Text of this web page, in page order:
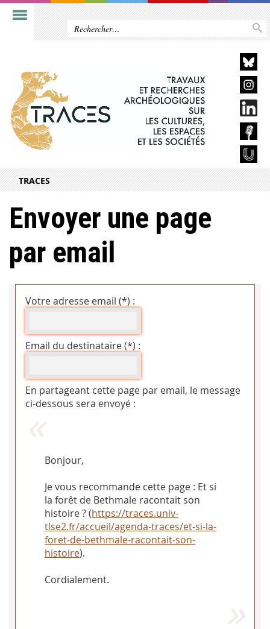
TRACES
Envoyer une page
par email
Votre adresse email (*) :
Email du destinataire (*) :
En partageant cette page par email, le message
ci-dessous sera envoyé :
Bonjour,
Je vous recommande cette page : Et si
la forêt de Bethmale racontait son
histoire ? (https://traces.univ-
tlse2.fr/accueil/agenda-traces/et-si-la-
foret-de-bethmale-racontait-son-
histoire).
Cordialement.